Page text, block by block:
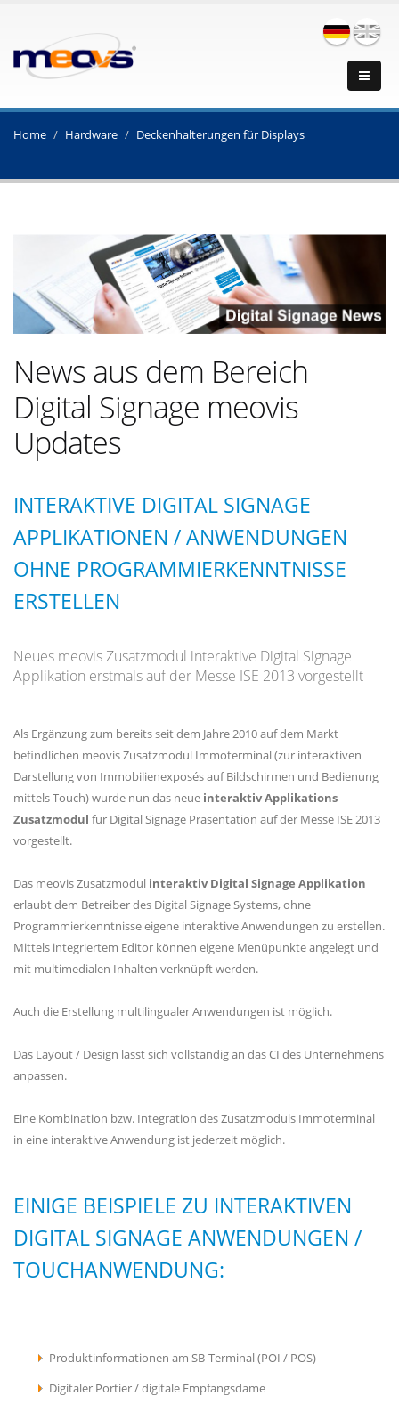
Home Hardware Deckenhalterungen für Displays
News aus dem Bereich
Digital Signage meovis
Updates
INTERAKTIVE DIGITAL SIGNAGE
APPLIKATIONEN / ANWENDUNGEN
OHNE PROGRAMMIERKENNTNISSE
ERSTELLEN
Neues meovis Zusatzmodul interaktive Digital Signage
Applikation erstmals auf der Messe ISE 2013 vorgestellt
Als Ergänzung zum bereits seit dem Jahre 2010 auf dem Markt
befindlichen meovis Zusatzmodul Immoterminal (zur interaktiven
Darstellung von Immobilienexposés auf Bildschirmen und Bedienung
mittels Touch) wurde nun das neue interaktiv Applikations
Zusatzmodul für Digital Signage Präsentation auf der Messe ISE 2013
vorgestellt.
Das meovis Zusatzmodul interaktiv Digital Signage Applikation
erlaubt dem Betreiber des Digital Signage Systems, ohne
Programmierkenntnisse eigene interaktive Anwendungen zu erstellen.
Mittels integriertem Editor können eigene Menüpunkte angelegt und
mit multimedialen Inhalten verknüpft werden.
Auch die Erstellung multilingualer Anwendungen ist möglich.
Das Layout / Design lässt sich vollständig an das CI des Unternehmens
anpassen.
Eine Kombination bzw. Integration des Zusatzmoduls Immoterminal
in eine interaktive Anwendung ist jederzeit möglich.
EINIGE BEISPIELE ZU INTERAKTIVEN
DIGITAL SIGNAGE ANWENDUNGEN /
TOUCHANWENDUNG:
Produktinformationen am SB-Terminal (POI / POS)
Digitaler Portier / digitale Empfangsdame